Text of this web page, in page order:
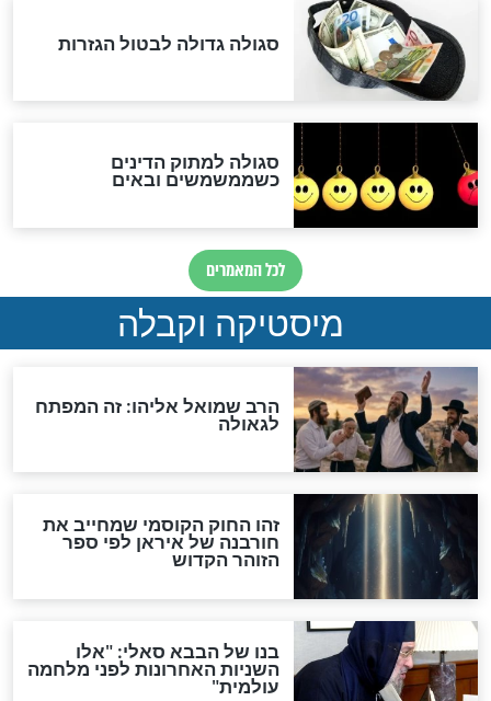
אחרית הימים
האם אפשר לחשב את הקץ?
מה יהיה בימות המשיח?
"לפני הגאולה תהיה אפיקורסות
והכחשה גדולה מאוד של
האמונה"
האם לאחר בוא המשיח יהיה
אפשר לחזור בתשובה?